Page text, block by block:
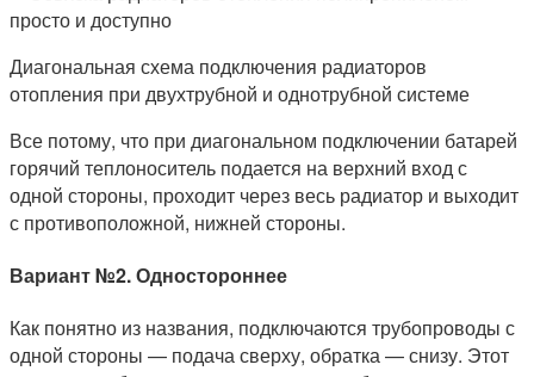
Диагональная схема подключения радиаторов
отопления при двухтрубной и однотрубной системе
Все потому, что при диагональном подключении батарей
горячий теплоноситель подается на верхний вход с
одной стороны, проходит через весь радиатор и выходит
с противоположной, нижней стороны.
Вариант №2. Одностороннее
Как понятно из названия, подключаются трубопроводы с
одной стороны — подача сверху, обратка — снизу. Этот